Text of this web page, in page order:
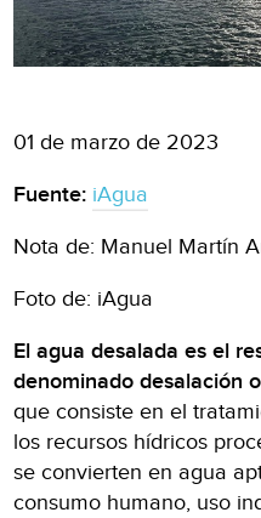
01 de marzo de 2023
Fuente: iAgua
Nota de: Manuel Martín
Foto de: iAgua
El agua desalada es el
denominado desalación
que consiste en el
los recursos hídricos
se convierten en agua
consumo humano, uso